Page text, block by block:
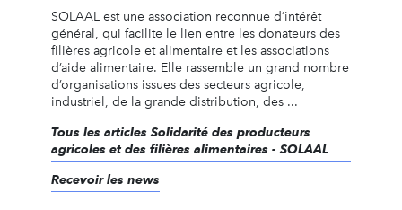
SOLAAL est une association reconnue d’intérêt
général, qui facilite le lien entre les donateurs des
filières agricole et alimentaire et les associations
d’aide alimentaire. Elle rassemble un grand nombre
d’organisations issues des secteurs agricole,
industriel, de la grande distribution, des ...
Tous les articles Solidarité des producteurs
agricoles et des filières alimentaires - SOLAAL
Recevoir les news